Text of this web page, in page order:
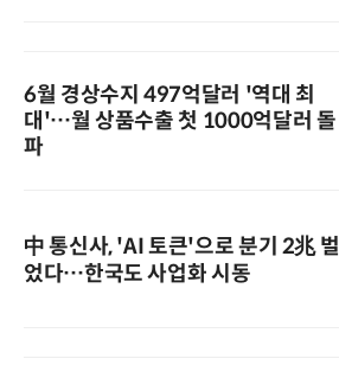
6월 경상수지 497억달러 '역대 최
대'…월 상품수출 첫 1000억달러 돌
파
中 통신사, 'AI 토큰'으로 분기 2兆 벌
었다…한국도 사업화 시동